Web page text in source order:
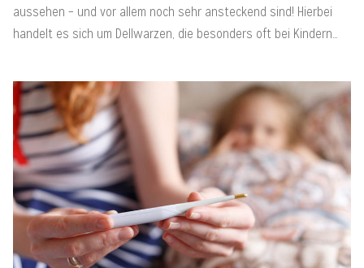
aussehen – und vor allem noch sehr ansteckend sind! Hierbei
handelt es sich um Dellwarzen, die besonders oft bei Kindern…